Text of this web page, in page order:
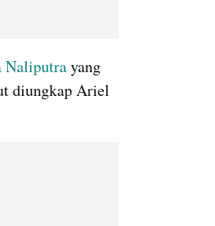
Naliputra yang
diungkap Ariel